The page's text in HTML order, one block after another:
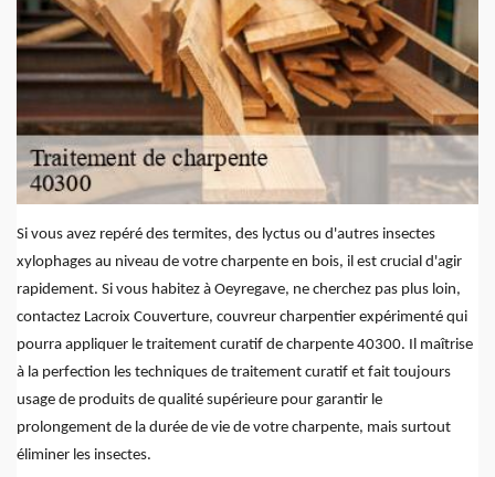
Si vous avez repéré des termites, des lyctus ou d'autres insectes
xylophages au niveau de votre charpente en bois, il est crucial d'agir
rapidement. Si vous habitez à Oeyregave, ne cherchez pas plus loin,
contactez Lacroix Couverture, couvreur charpentier expérimenté qui
pourra appliquer le traitement curatif de charpente 40300. Il maîtrise
à la perfection les techniques de traitement curatif et fait toujours
usage de produits de qualité supérieure pour garantir le
prolongement de la durée de vie de votre charpente, mais surtout
éliminer les insectes.